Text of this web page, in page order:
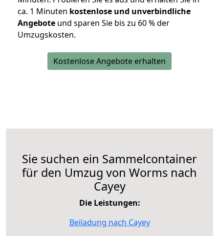
ca. 1 Minuten kostenlose und unverbindliche
Angebote und sparen Sie bis zu 60 % der
Umzugskosten.
Kostenlose Angebote erhalten
Sie suchen ein Sammelcontainer
für den Umzug von Worms nach
Cayey
Die Leistungen:
Beiladung nach Cayey